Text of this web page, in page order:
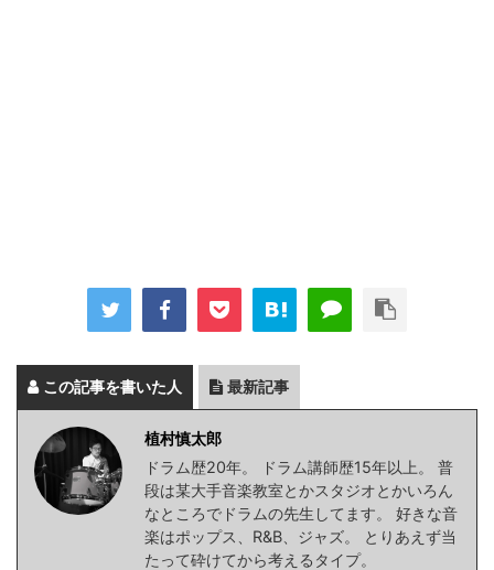
この記事を書いた人 最新記事
植村慎太郎
ドラム歴20年。 ドラム講師歴15年以上。 普
段は某大手音楽教室とかスタジオとかいろん
なところでドラムの先生してます。 好きな音
楽はポップス、R&B、ジャズ。 とりあえず当
たって砕けてから考えるタイプ。